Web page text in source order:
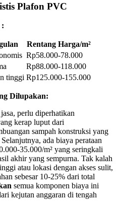
Plafon PVC
:
Rentang Harga/m²
Rp58.000-78.000
Rp88.000-118.000
tinggi Rp125.000-155.000
Dilupakan:
perlu diperhatikan
kerap luput dari
sampah konstruksi yang
ada biaya perataan
35.000/m² yang seringkali
akhir yang sempurna. Tak kalah
atau lokasi dengan akses sulit,
sebesar 10-25% dari total
semua komponen biaya ini
kejutan anggaran di tengah